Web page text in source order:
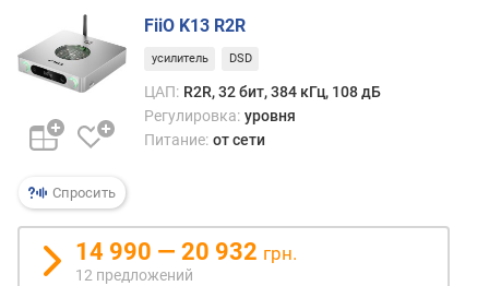
ц
)
р
а
р
я
н
Спросить
FiiO K13 R2R
усилитель DSD
ЦАП: R2R, 32 бит, 384 кГц, 108 дБ
Регулировка: уровня
Питание: от сети
14 990 — 20 932 грн.
12 предложений